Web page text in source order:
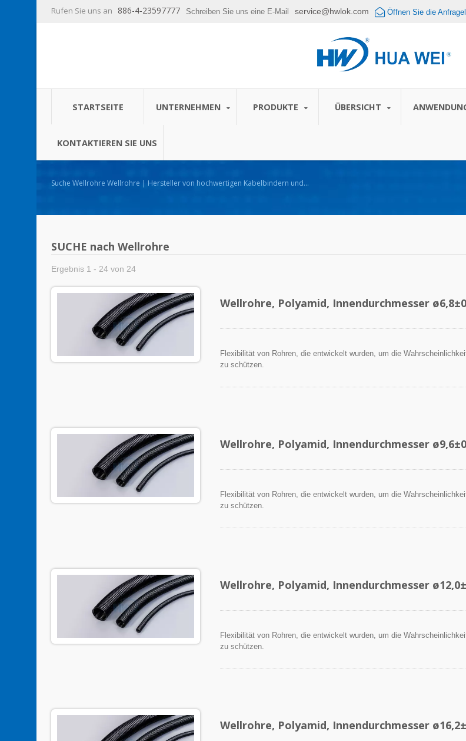
Rufen Sie uns an 886-4-23597777 Schreiben Sie uns eine E-Mail service@hwlok.com Öffnen Sie die
STARTSEITE UNTERNEHMEN PRODUKTE ÜBERSICHT
KONTAKTIEREN SIE UNS
Suche Wellrohre Wellrohre | Hersteller von hochwertigen Kabelbindern und
SUCHE nach Wellrohre
Ergebnis 1 - 24 von 24
Wellrohre, Polyamid, Innendurchmesser
Flexibilität von Rohren, die entwickelt wurden, um die
zu schützen.
Wellrohre, Polyamid, Innendurchmesser
Flexibilität von Rohren, die entwickelt wurden, um die
zu schützen.
Wellrohre, Polyamid, Innendurchmesser
Flexibilität von Rohren, die entwickelt wurden, um die
zu schützen.
Wellrohre, Polyamid, Innendurchmesser